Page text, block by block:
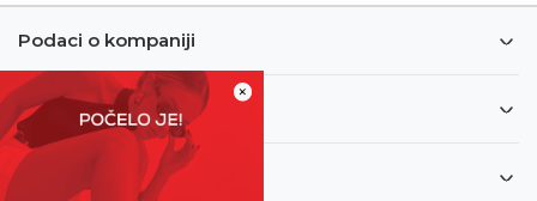
×
Podaci o kompaniji
Informacije
Korisnički servis